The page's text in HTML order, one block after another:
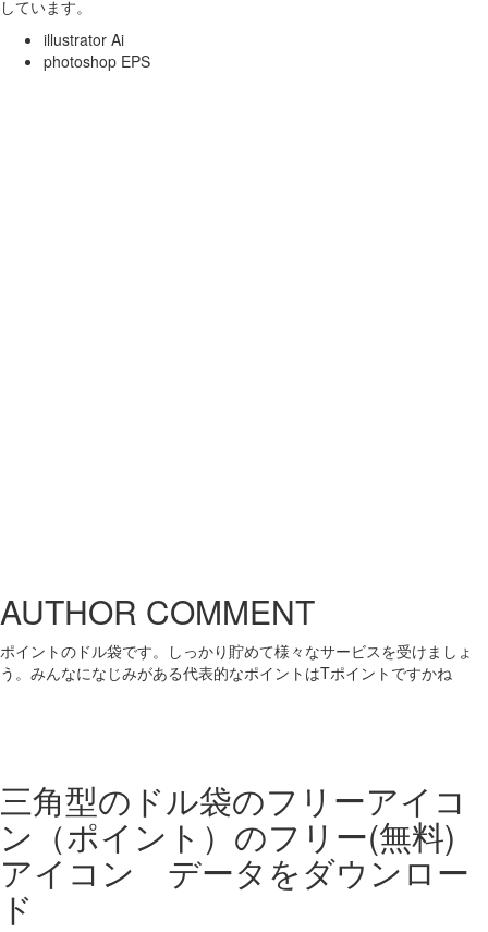
しています。
illustrator Ai
photoshop EPS
AUTHOR COMMENT
ポイントのドル袋です。しっかり貯めて様々なサービスを受けましょ
う。みんなになじみがある代表的なポイントはTポイントですかね
三角型のドル袋のフリーアイコ
ン（ポイント）のフリー(無料)
アイコン データをダウンロー
ド